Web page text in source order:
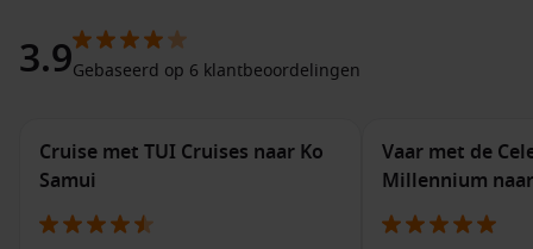
watersportactiviteiten.
Bezoek de Big Buddha: Dit iconische 45 meter hoge
Ontdek de oude stad Phuket: Wandel door de kleurrijke
straatjes van de oude stad, bewonder de goed bewaarde
Sino-Portugese architectuur, en geniet van lokale cafés en
winkels.
3.9Gebaseerd op 6 klantbeoordelingen
Cruise met TUI Cruises naar Ko
Samui
Vaar met de
Millennium